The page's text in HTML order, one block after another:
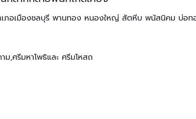
ำเภอเมืองชลบุรี พานทอง หนองใหญ่ สัตหีบ พนัสนิคม บ่อท
ม,ศรีมหาโพธิและ ศรีมโหสถ